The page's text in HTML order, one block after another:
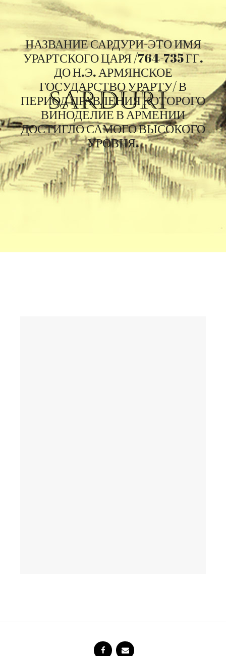
НАЗВАНИЕ САРДУРИ-ЭТО ИМЯ
УРАРТСКОГО ЦАРЯ /764-735 ГГ.
ДО Н.Э. АРМЯНСКОЕ
ГОСУДАРСТВО УРАРТУ/ В
ПЕРИОД ПРАВЛЕНИЯ КОТОРОГО
ВИНОДЕЛИЕ В АРМЕНИИ
ДОСТИГЛО САМОГО ВЫСОКОГО
УРОВНЯ.